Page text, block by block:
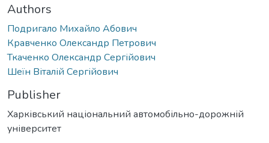
Authors
Подригало Михайло Абович
Кравченко Олександр Петрович
Ткаченко Олександр Сергійович
Шеїн Віталій Сергійович
Publisher
Харківський національний автомобільно-дорожній
університет